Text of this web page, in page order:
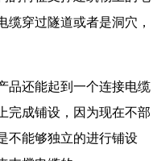
缆穿过隧道或者是洞穴，
品还能起到一个连接电缆
完成铺设，因为现在不部
不能够独立的进行铺设